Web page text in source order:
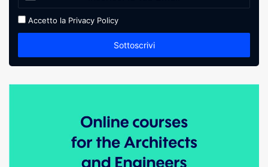
Accetto la Privacy Policy